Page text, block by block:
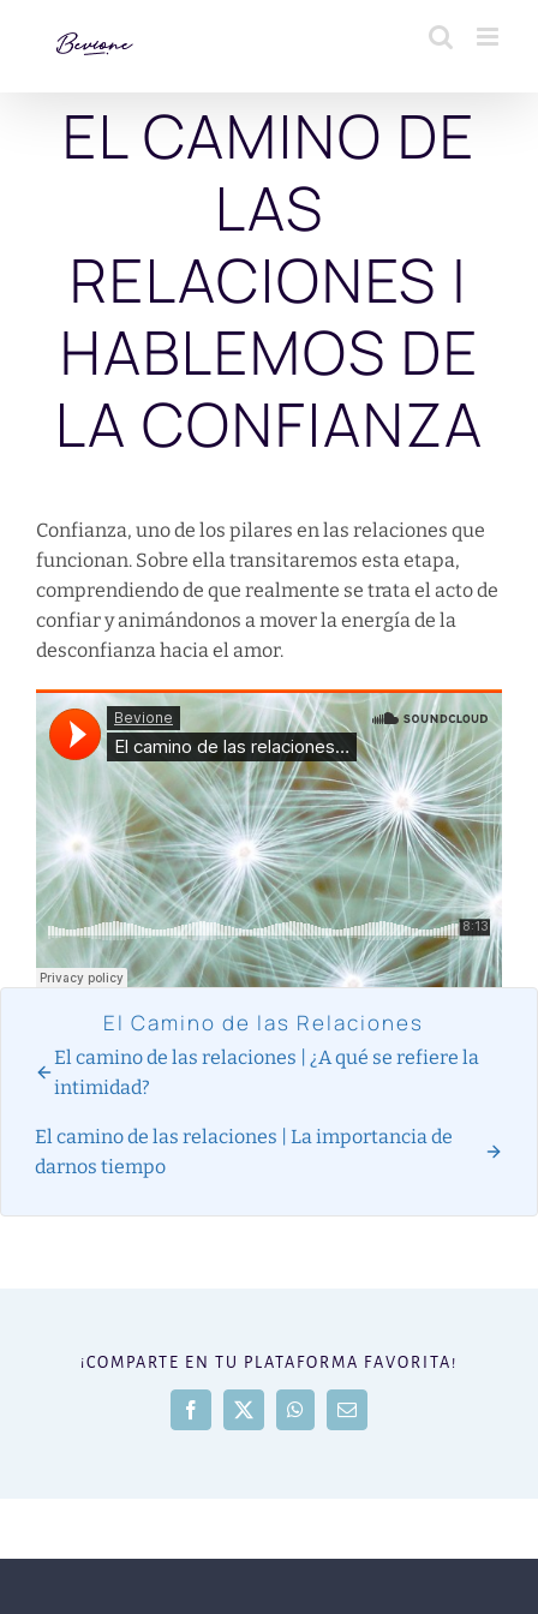
EL CAMINO DE
LAS
RELACIONES |
HABLEMOS DE
LA CONFIANZA
Confianza, uno de los pilares en las relaciones que
funcionan. Sobre ella transitaremos esta etapa,
comprendiendo de que realmente se trata el acto de
confiar y animándonos a mover la energía de la
desconfianza hacia el amor.
El Camino de las Relaciones
El camino de las relaciones | ¿A qué se refiere la
intimidad?
El camino de las relaciones | La importancia de
darnos tiempo
¡COMPARTE EN TU PLATAFORMA FAVORITA!
Facebook
X WhatsAppCorreo